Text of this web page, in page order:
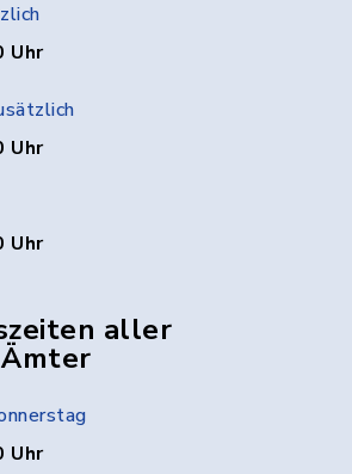
Uhr
Uhr
Uhr
aller
Uhr